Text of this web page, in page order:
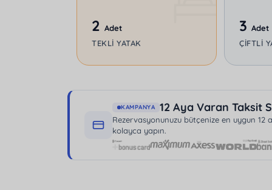
2 Adet
TEKLI YATAK
3Adet
ÇIFTLI
KAMPANYA 12 Aya Varan Taksit
Rezervasyonunuzu bütçenize en uygun
kolayca yapın.